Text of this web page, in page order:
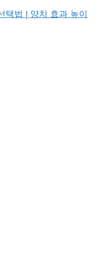
택법 | 양치 효과 높이